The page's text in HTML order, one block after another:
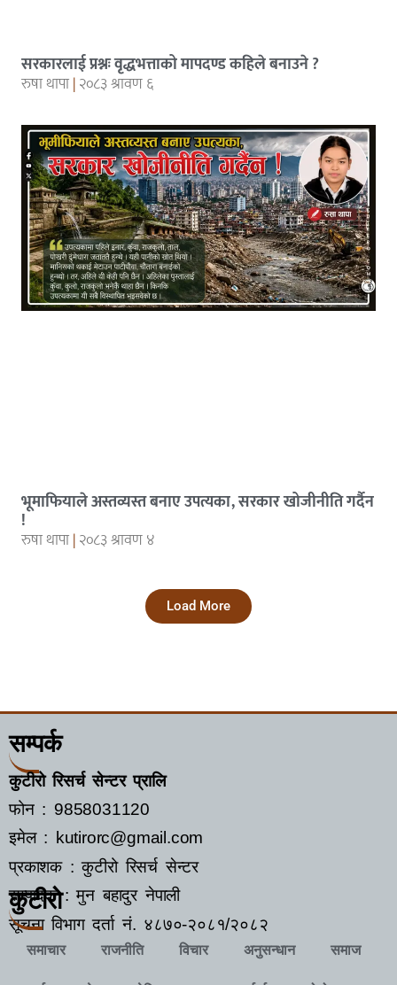
सरकारलाई प्रश्नः वृद्धभत्ताको मापदण्ड कहिले बनाउने ?
रुषा थापा २०८३ श्रावण ६
भूमाफियाले अस्तव्यस्त बनाए उपत्यका, सरकार खोजीनीति गर्दैन
!
रुषा थापा २०८३ श्रावण ४
Load More
सम्पर्क
कुटीरो रिसर्च सेन्टर प्रालि
फोन : 9858031120
इमेल : kutirorc@gmail.com
प्रकाशक : कुटीरो रिसर्च सेन्टर
सम्पादक : मुन बहादुर नेपाली
सूचना विभाग दर्ता नं. ४८७०-२०८१/२०८२
कुटीरो
समाचार राजनीति विचार अनुसन्धान समाज